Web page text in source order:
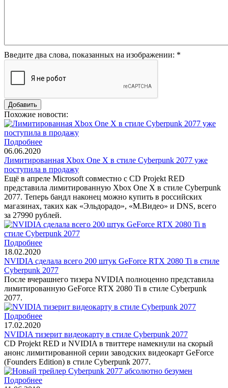
Введите два слова, показанных на изображении: *
Похожие новости:
Подробнее
06.06.2020
Лимитированная Xbox One X в стиле Cyberpunk 2077 уже
поступила в продажу
Ещё в апреле Microsoft совместно с CD Projekt RED
представила лимитированную Xbox One X в стиле Cyberpunk
2077. Теперь бандл наконец можно купить в российских
магазинах, таких как «Эльдорадо», «М.Видео» и DNS, всего
за 27990 рублей.
Подробнее
18.02.2020
NVIDIA сделала всего 200 штук GeForce RTX 2080 Ti в стиле
Cyberpunk 2077
После вчерашнего тизера NVIDIA полноценно представила
лимитированную GeForce RTX 2080 Ti в стиле Cyberpunk
2077.
Подробнее
17.02.2020
NVIDIA тизерит видеокарту в стиле Cyberpunk 2077
CD Projekt RED и NVIDIA в твиттере намекнули на скорый
анонс лимитированной серии заводских видеокарт GeForce
(Founders Edition) в стиле Cyberpunk 2077.
Подробнее